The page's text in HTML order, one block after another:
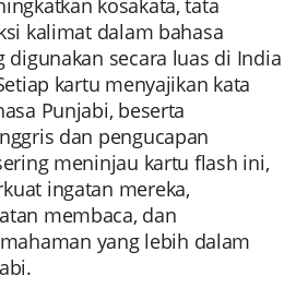
kosakata, tata
kalimat dalam bahasa
digunakan secara luas di India
kartu menyajikan kata
Punjabi, beserta
dan pengucapan
meninjau kartu flash ini,
ingatan mereka,
membaca, dan
yang lebih dalam